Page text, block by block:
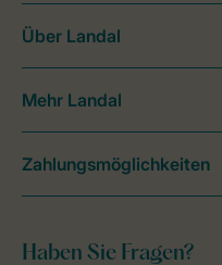
Haben Sie Fragen?
Über Landal
Mehr Landal
Zahlungsmöglichkeiten